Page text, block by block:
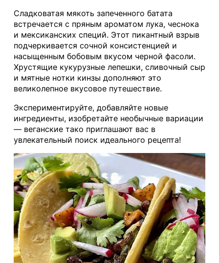
Сладковатая мякоть запеченного батата
встречается с пряным ароматом лука, чеснока
и мексиканских специй. Этот пикантный взрыв
подчеркивается сочной консистенцией и
насыщенным бобовым вкусом черной фасоли.
Хрустящие кукурузные лепешки, сливочный сыр
и мятные нотки кинзы дополняют это
великолепное вкусовое путешествие.
Экспериментируйте, добавляйте новые
ингредиенты, изобретайте необычные вариации
— веганские тако приглашают вас в
увлекательный поиск идеального рецепта!